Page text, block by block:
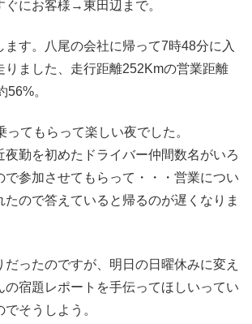
ぐにお客様→東田辺まで。
ます。八尾の会社に帰って7時48分に入
りました、走行距離252Kmの営業距離
56%。
ってもらって楽しい夜でした。
夜勤を初めたドライバー仲間数名がいろ
で参加させてもらって・・・営業につい
たので答えていると帰るのが遅くなりま
だったのですが、明日の日曜休みに変え
の宿題レポートを手伝ってほしいってい
そうしよう。